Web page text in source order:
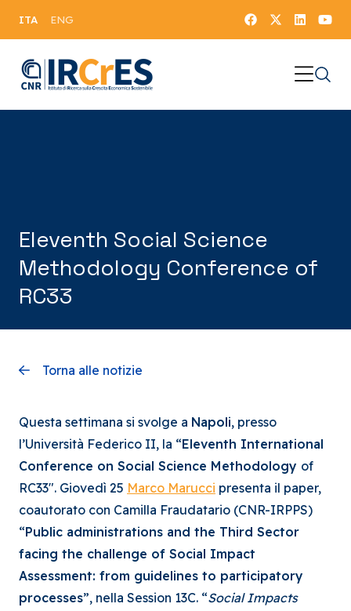
ITA ENG
Eleventh Social Science
Methodology Conference of
RC33
Torna alle notizie
Questa settimana si svolge a Napoli, presso
l’Università Federico II, la “Eleventh International
Conference on Social Science Methodology of
RC33″. Giovedì 25 Marco Marucci presenta il paper,
coautorato con Camilla Fraudatario (CNR-IRPPS)
“Public administrations and the Third Sector
facing the challenge of Social Impact
Assessment: from guidelines to participatory
processes”, nella Session 13C. “Social Impacts